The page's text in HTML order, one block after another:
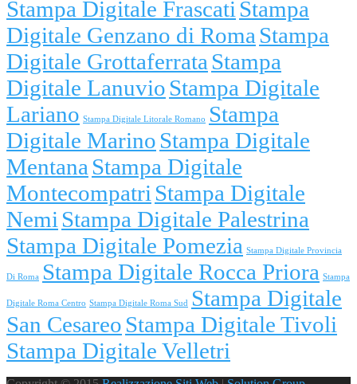
Stampa Digitale Frascati Stampa
Digitale Genzano di Roma Stampa
Digitale Grottaferrata Stampa
Digitale Lanuvio Stampa Digitale
Lariano Stampa Digitale Litorale Romano
Stampa
Digitale Marino Stampa Digitale
Mentana Stampa Digitale
Montecompatri Stampa Digitale
Nemi Stampa Digitale Palestrina
Stampa Digitale Pomezia Stampa Digitale Provincia
Di Roma Stampa Digitale Rocca Priora Stampa
Digitale Roma Centro Stampa Digitale Roma Sud
Stampa Digitale
San Cesareo Stampa Digitale Tivoli
Stampa Digitale Velletri